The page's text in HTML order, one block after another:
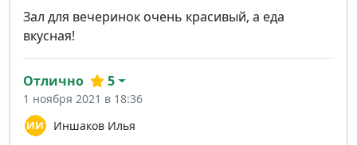
Зал для вечеринок очень красивый, а еда
вкусная!
Иншаков Илья
Отлично 5
1 ноября 2021 в 18:36